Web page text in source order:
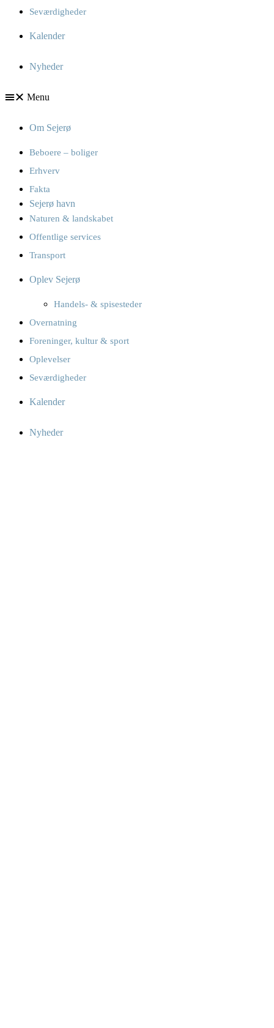
Seværdigheder
Kalender
Nyheder
Menu
Om Sejerø
Beboere – boliger
Erhverv
Fakta
Sejerø havn
Naturen & landskabet
Offentlige services
Transport
Oplev Sejerø
Handels- & spisesteder
Overnatning
Foreninger, kultur & sport
Oplevelser
Seværdigheder
Kalender
Nyheder